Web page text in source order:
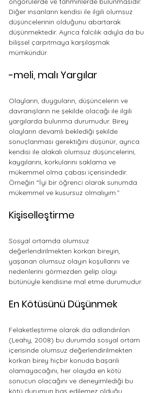
Diğer insanların kendisi ile ilgili olumsuz
düşüncelerinin olduğunu abartarak
düşünmektedir. Ayrıca falcılık adıyla da bu
bilişsel çarpıtmaya karşılaşmak
mümkündür.
-meli, malı Yargılar
Olayların, duyguların, düşüncelerin ve
davranışların ne şekilde olacağı ile ilgili
yargılarda bulunma durumudur. Birey
olayların devamlı beklediği şekilde
sonuçlanması gerektiğini düşünür, ayrıca
kendisi ile alakalı olumsuz düşüncelerini,
kaygılarını, korkularını saklama ve
mükemmel olma çabası içerisindedir.
Örneğin “İyi bir öğrenci olarak sunumda
mükemmel ve kusursuz olmalıyım.”
Kişiselleştirme
Sosyal ortamda olumsuz
değerlendirilmekten korkan bireyin,
yaşanan olumsuz olayın koşullarını ve
nedenlerini görmezden gelip olayı
bütünüyle kendisine mal etme durumudur.
En Kötüsünü Düşünmek
Felaketleştirme olarak da adlandırılan
(Leahy, 2008) bu durumda sosyal ortam
içerisinde olumsuz değerlendirilmekten
korkan birey hiçbir konuda başarılı
olamayacağını, her olayda en kötü
sonucun olacağını ve deneyimlediği bu
kötü durumun baş edilemez olduğu